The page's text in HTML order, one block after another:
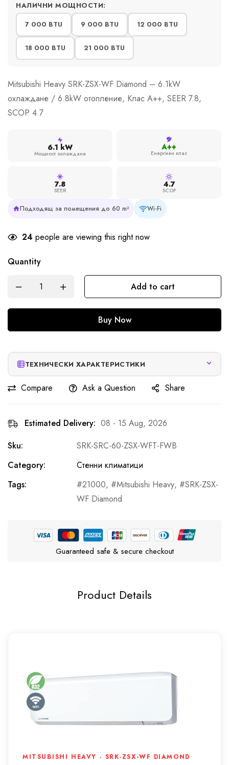
НАЛИЧНИ МОЩНОСТИ:
7 000 BTU
9 000 BTU 12 000 BTU
18 000 BTU 21 000 BTU
Mitsubishi Heavy SRK-ZSX-WF Diamond – 6.1kW
охлаждане / 6.8kW отопление, Клас A++, SEER 7.8,
SCOP 4.7
6.1 kW
Мощност охлаждане
A++
Енергиен клас
7.8
SEER
4.7
SCOP
Подходящ за помещения до 60 m² Wi-Fi
24 people are viewing this right now
Quantity
Add to cart
Buy Now
ТЕХНИЧЕСКИ ХАРАКТЕРИСТИКИ
Compare Ask a Question Share
Estimated Delivery: 08 - 15 Aug, 2026
Sku:
SRK-SRC-60-ZSX-WFT-FWB
Category:
Стенни климатици
Tags:
21000, Mitsubishi Heavy,
SRK-ZSX-
WF Diamond
Guaranteed safe & secure checkout
Product Details
MITSUBISHI HEAVY · SRK-ZSX-WF DIAMOND